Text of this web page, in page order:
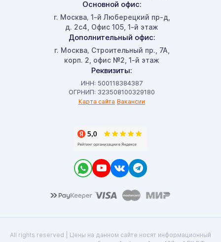
Основной офис:
г. Москва, 1-й Люберецкий пр-д,
д. 2с4, Офис 105, 1-й этаж
Дополнительный офис:
г. Москва, Строительный пр., 7А,
корп. 2, офис №2, 1-й этаж
Реквизиты:
ИНН: 500118384387
ОГРНИП: 323508100329180
Карта сайта Вакансии
All rights reserved | Цены на данном сайте носят информационный